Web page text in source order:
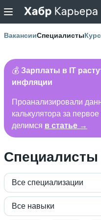
ВакансииСпециалисты
💰 Зарплаты в IT
инфляции
Проанализировали
калькулятора за
делимся в статье →
Специалисты
Все специализации
Все навыки